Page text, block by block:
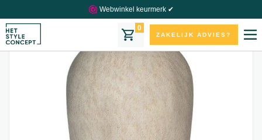
Webwinkel keurmerk ✔
0
ZAKELIJK ADVIES?